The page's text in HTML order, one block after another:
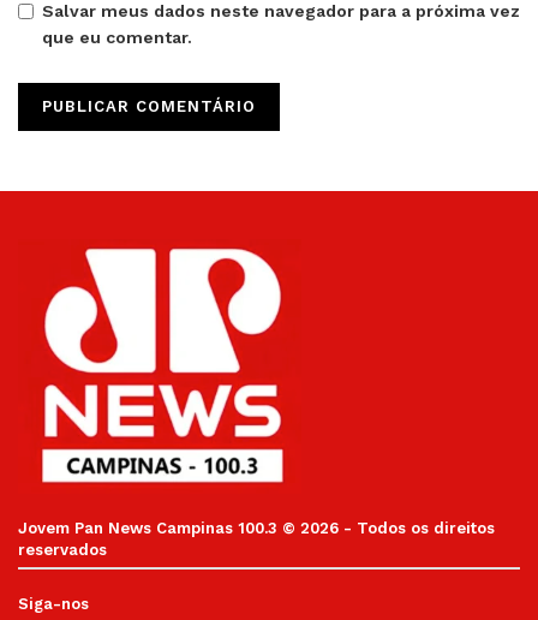
Salvar meus dados neste navegador para a próxima vez
que eu comentar.
Jovem Pan News Campinas 100.3 © 2026 - Todos os direitos
reservados
Siga-nos